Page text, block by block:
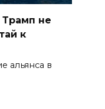
не
к
альянса в